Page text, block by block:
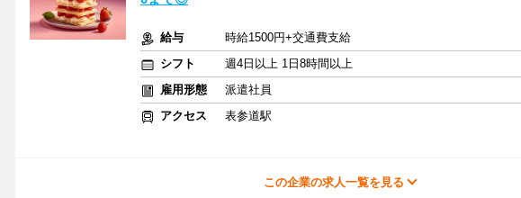
給与
時給1500円+交通費支給
シフト
週4日以上 1日8時間以上
雇用形態
派遣社員
アクセス
表参道駅
この企業の求人一覧を見る